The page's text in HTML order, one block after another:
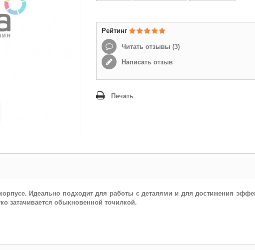
Рейтинг
Читать отзывы (3)
Написать отзыв
Печать
Идеально подходит для работы с деталями и для достижения
затачивается обыкновенной точилкой.